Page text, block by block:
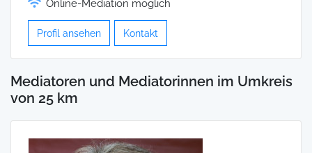
Online-Mediation möglich
Profil ansehen Kontakt
Mediatoren und Mediatorinnen im Umkreis
von 25 km